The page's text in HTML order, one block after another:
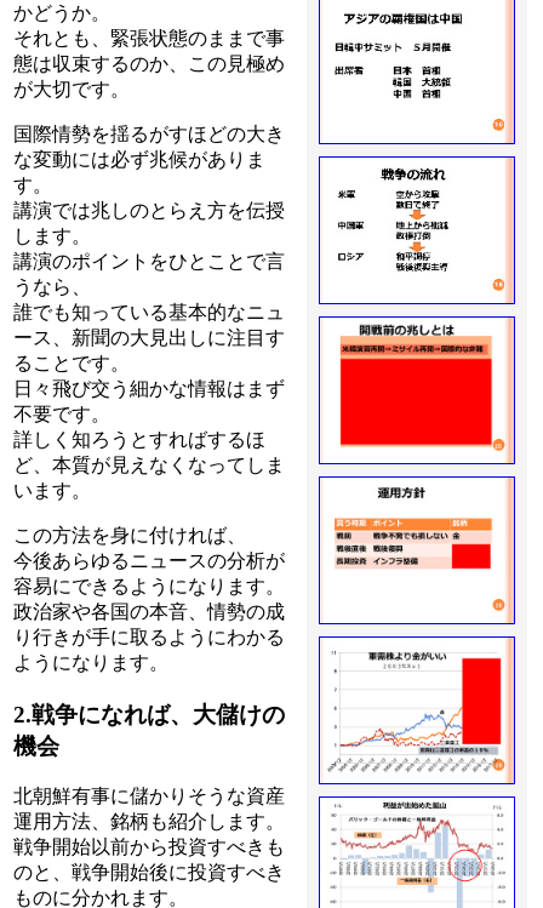
かどうか。
それとも、緊張状態のままで事
態は収束するのか、この見極め
が大切です。
国際情勢を揺るがすほどの大き
な変動には必ず兆候がありま
す。
講演では兆しのとらえ方を伝授
します。
講演のポイントをひとことで言
うなら、
誰でも知っている基本的なニュ
ース、新聞の大見出しに注目す
ることです。
日々飛び交う細かな情報はまず
不要です。
詳しく知ろうとすればするほ
ど、本質が見えなくなってしま
います。
この方法を身に付ければ、
今後あらゆるニュースの分析が
容易にできるようになります。
政治家や各国の本音、情勢の成
り行きが手に取るようにわかる
ようになります。
2.戦争になれば、大儲けの
機会
北朝鮮有事に儲かりそうな資産
運用方法、銘柄も紹介します。
戦争開始以前から投資すべきも
のと、戦争開始後に投資すべき
ものに分かれます。